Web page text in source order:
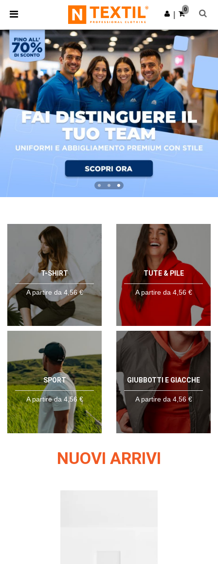
× App Ntextil
Prezzi migliori sull'app!
Scarica app
0
T-SHIRT
A partire da 4,56 €
TUTE & PILE
A partire da 4,56 €
SPORT
A partire da 4,56 €
GIUBBOTTI E GIACCHE
A partire da 4,56 €
NUOVI ARRIVI